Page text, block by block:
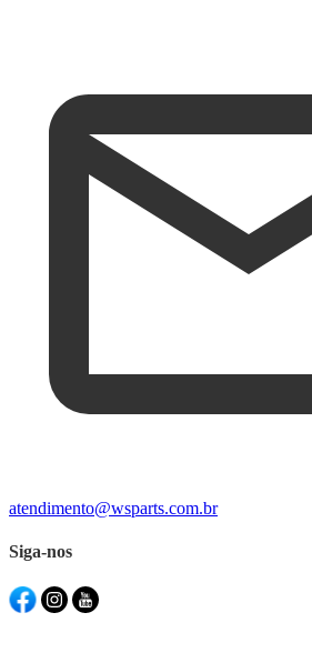
atendimento@wsparts.com.br
Siga-nos